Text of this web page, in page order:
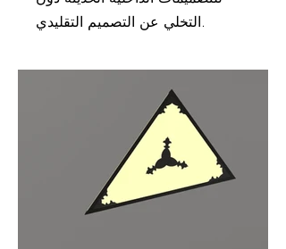
التخلي عن التصميم التقليدي.